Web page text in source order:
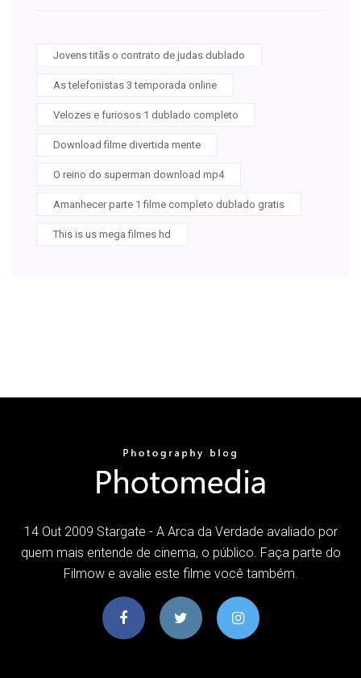
Jovens titãs o contrato de judas dublado
As telefonistas 3 temporada online
Velozes e furiosos 1 dublado completo
Download filme divertida mente
O reino do superman download mp4
Amanhecer parte 1 filme completo dublado gratis
This is us mega filmes hd
14 Out 2009 Stargate - A Arca da Verdade avaliado por
quem mais entende de cinema, o público. Faça parte do
Filmow e avalie este filme você também.